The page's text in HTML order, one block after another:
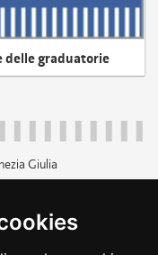
delle graduatorie
Giulia